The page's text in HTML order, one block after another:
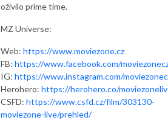
oživilo prime time.
MZ Universe:
Web: https://www.moviezone.cz
FB: https://www.facebook.com/
IG: https://www.instagram.com/
Herohero: https://herohero.co/
CSFD: https://www.csfd.cz/film/303130-
moviezone-live/prehled/